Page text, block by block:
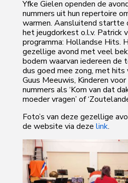
Yfke Gielen openden de
nummers uit hun repertoire
warmen. Aansluitend startte
het jeugdorkest o.l.v. Patrick
programma: Hollandse Hits.
gezellige avond met veel
bodem waarvan iedereen de
dus goed mee zong, met hits
Guus Meeuwis, Kinderen
nummers als ‘Kom van dat
moeder vragen’ of
Foto’s van deze gezellige
de website via deze link.